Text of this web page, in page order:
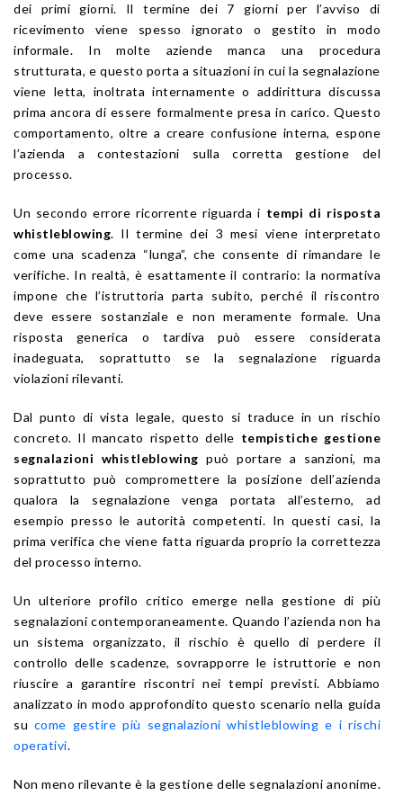
dei primi giorni. Il termine dei 7 giorni per l’avviso di
ricevimento viene spesso ignorato o gestito in modo
informale. In molte aziende manca una procedura
strutturata, e questo porta a situazioni in cui la segnalazione
viene letta, inoltrata internamente o addirittura discussa
prima ancora di essere formalmente presa in carico. Questo
comportamento, oltre a creare confusione interna, espone
l’azienda a contestazioni sulla corretta gestione del
processo.
Un secondo errore ricorrente riguarda i tempi di risposta
whistleblowing. Il termine dei 3 mesi viene interpretato
come una scadenza “lunga”, che consente di rimandare le
verifiche. In realtà, è esattamente il contrario: la normativa
impone che l’istruttoria parta subito, perché il riscontro
deve essere sostanziale e non meramente formale. Una
risposta generica o tardiva può essere considerata
inadeguata, soprattutto se la segnalazione riguarda
violazioni rilevanti.
Dal punto di vista legale, questo si traduce in un rischio
concreto. Il mancato rispetto delle tempistiche gestione
segnalazioni whistleblowing può portare a sanzioni, ma
soprattutto può compromettere la posizione dell’azienda
qualora la segnalazione venga portata all’esterno, ad
esempio presso le autorità competenti. In questi casi, la
prima verifica che viene fatta riguarda proprio la correttezza
del processo interno.
Un ulteriore profilo critico emerge nella gestione di più
segnalazioni contemporaneamente. Quando l’azienda non ha
un sistema organizzato, il rischio è quello di perdere il
controllo delle scadenze, sovrapporre le istruttorie e non
riuscire a garantire riscontri nei tempi previsti. Abbiamo
analizzato in modo approfondito questo scenario nella guida
su come gestire più segnalazioni whistleblowing e i rischi
operativi.
Non meno rilevante è la gestione delle segnalazioni anonime.